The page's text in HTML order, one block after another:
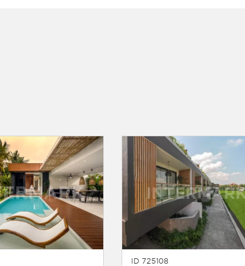
ID 725108